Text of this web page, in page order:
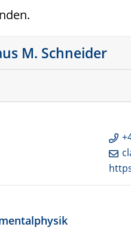
M. Schneider